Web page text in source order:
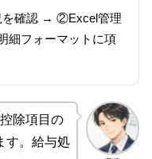
を確認 → ②Excel管理
細フォーマットに項
除項目の
す。給与処